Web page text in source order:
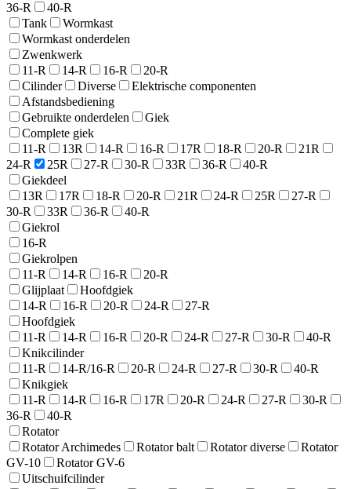
36-R
40-R
Tank
Wormkast
Wormkast onderdelen
Zwenkwerk
11-R
14-R 16-R
20-R
Cilinder
Diverse
Elektrische componenten
Afstandsbediening
Gebruikte onderdelen
Giek
Complete giek
11-R
13R 14-R 16-R 17R 18-R 20-R
21R
24-R
25R 27-R 30-R 33R 36-R
40-R
Giekdeel
13R
17R 18-R 20-R 21R 24-R 25R
27-R
30-R
33R 36-R
40-R
Giekrol
16-R
Giekrolpen
11-R
14-R 16-R
20-R
Glijplaat
Hoofdgiek
14-R
16-R 20-R 24-R
27-R
Hoofdgiek
11-R
14-R 16-R 20-R 24-R 27-R 30-R
40-R
Knikcilinder
11-R
14-R/16-R 20-R 24-R 27-R 30-R
40-R
Knikgiek
11-R
14-R 16-R 17R 20-R 24-R 27-R
30-R
36-R
40-R
Rotator
Rotator Archimedes
Rotator balt Rotator diverse
Rotator
GV-10
Rotator GV-6
Uitschuifcilinder